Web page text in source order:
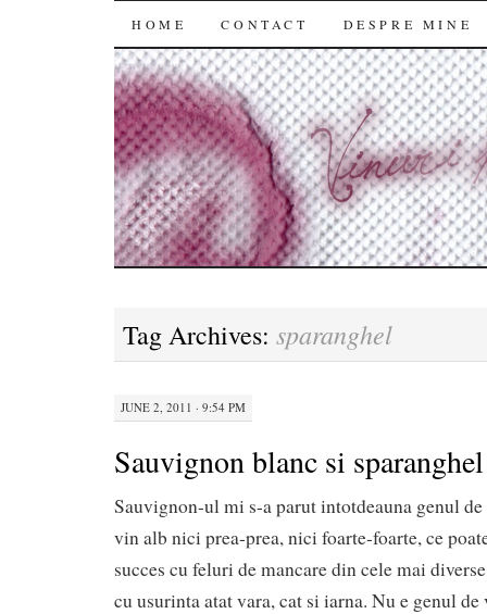
SKIP
TO
CONTENT
HOME CONTACT DESPRE MINE
Tag Archives: sparanghel
JUNE 2, 2011 · 9:54 PM
Sauvignon blanc si sparanghel
Sauvignon-ul mi s-a parut intotdeauna genul
vin alb nici prea-prea, nici foarte-foarte, ce
succes cu feluri de mancare din cele mai
cu usurinta atat vara, cat si iarna. Nu e genul de